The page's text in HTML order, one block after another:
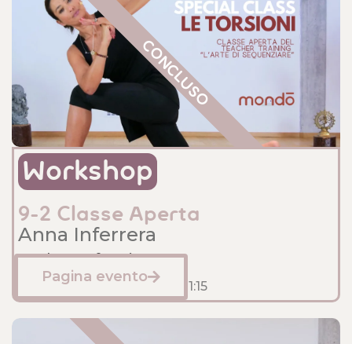
CONCLUSO
Workshop
9-2 Classe Aperta
Anna Inferrera
Sede: Anfossi
Febbraio 9, 2025 10:00 - 11:15
Pagina evento